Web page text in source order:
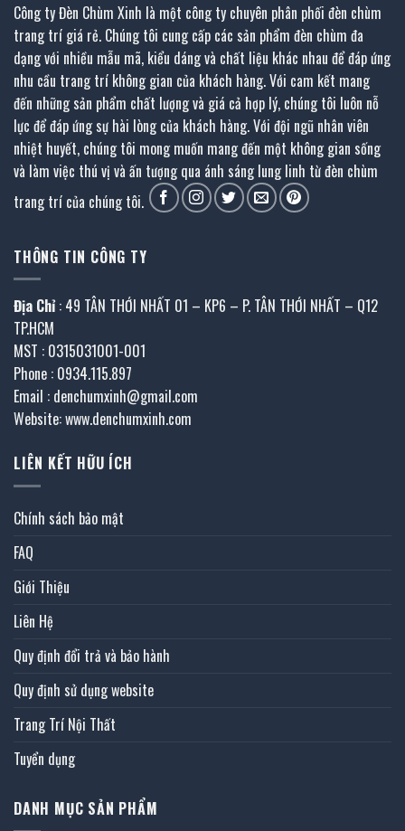
Công ty Đèn Chùm Xinh là một công ty chuyên phân phối đèn chùm
trang trí giá rẻ. Chúng tôi cung cấp các sản phẩm đèn chùm đa
dạng với nhiều mẫu mã, kiểu dáng và chất liệu khác nhau để đáp ứng
nhu cầu trang trí không gian của khách hàng. Với cam kết mang
đến những sản phẩm chất lượng và giá cả hợp lý, chúng tôi luôn nỗ
lực để đáp ứng sự hài lòng của khách hàng. Với đội ngũ nhân viên
nhiệt huyết, chúng tôi mong muốn mang đến một không gian sống
và làm việc thú vị và ấn tượng qua ánh sáng lung linh từ đèn chùm
trang trí của chúng tôi.
THÔNG TIN CÔNG TY
Địa Chỉ : 49 TÂN THỚI NHẤT 01 – KP6 – P. TÂN THỚI NHẤT – Q12
TP.HCM
MST : 0315031001-001
Phone : 0934.115.897
Email : denchumxinh@gmail.com
Website: www.denchumxinh.com
LIÊN KẾT HỮU ÍCH
Chính sách bảo mật
FAQ
Giới Thiệu
Liên Hệ
Quy định đổi trả và bảo hành
Quy định sử dụng website
Trang Trí Nội Thất
Tuyển dụng
DANH MỤC SẢN PHẨM